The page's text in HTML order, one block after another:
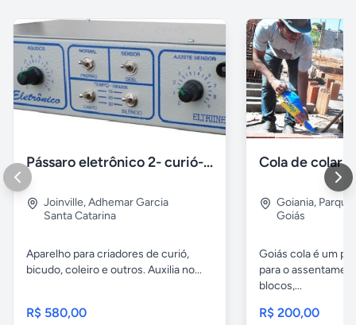
Pássaro eletrônico 2- curió- bicudo- coleiro
Joinville,Adhemar Garcia
Santa Catarina
Aparelho para criadores de curió,
bicudo, coleiro e outros. Auxilia no...
R$ 580,00
Goiania,
Goiás
Goiás cola é um
para o
blocos,...
R$ 200,00